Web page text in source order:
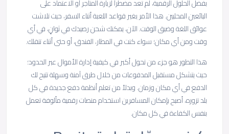
بفضل الحلول الرقمية، لم تعد مضطراً لزيارة المتاجر أو الاعتماد على
البائعين المحليين. هذا الأمر يغير قواعد اللعبة أثناء السفر، حيث تلاشت
عوائق اللغة وضيق الوقت. الآن، يمكنك شحن رصيدك في ثوانٍ، في أي
وقت ومن أي مكان؛ سواء كنت في المطار، الفندق، أو حتى أثناء تنقلك.
هذا التطور هو جزء من تحول أكبر في كيفية إدارة الأموال عبر الحدود؛
حيث يتشكل مستقبل المدفوعات من خلال طرق آمنة وسهلة تتيح لك
الدفع في أي مكان وزمان. وبدلاً من تعلم أنظمة دفع جديدة في كل
بلد تزوره، أصبح بإمكان المسافرين استخدام منصات رقمية مألوفة تعمل
بنفس الكفاءة في كل مكان.